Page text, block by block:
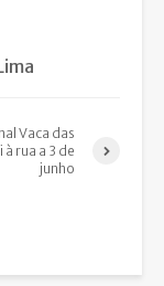
Vaca das
à rua a 3 de
junho